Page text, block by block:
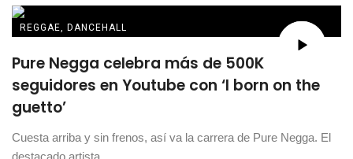
REGGAE, DANCEHALL
Pure Negga celebra más de 500K
seguidores en Youtube con ‘I born on the
guetto’
Cuesta arriba y sin frenos, así va la carrera de Pure Negga. El